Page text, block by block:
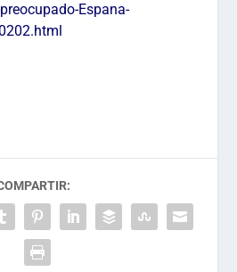
Espana-